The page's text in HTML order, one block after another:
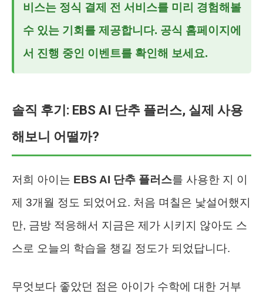
비스는 정식 결제 전 서비스를 미리 경험해볼
수 있는 기회를 제공합니다. 공식 홈페이지에
서 진행 중인 이벤트를 확인해 보세요.
솔직 후기: EBS AI 단추 플러스, 실제 사용
해보니 어떨까?
저희 아이는 EBS AI 단추 플러스를 사용한 지 이
제 3개월 정도 되었어요. 처음 며칠은 낯설어했지
만, 금방 적응해서 지금은 제가 시키지 않아도 스
스로 오늘의 학습을 챙길 정도가 되었답니다.
무엇보다 좋았던 점은 아이가 수학에 대한 거부